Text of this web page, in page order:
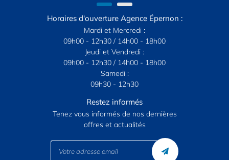
Horaires d'ouverture Agence Épernon :
Mardi et Mercredi :
09h00 - 12h30 / 14h00 - 18h00
Jeudi et Vendredi :
09h00 - 12h30 / 14h00 - 18h00
Samedi :
09h30 - 12h30
Restez informés
Tenez vous informés de nos dernières
offres et actualités